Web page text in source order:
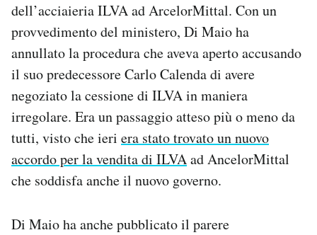
CALENDARIO
AREA PERSONALE
Area Personale
Newsletter
Hai bisogno di aiuto?
Esci
dell’acciaieria ILVA ad ArcelorMittal. Con un
provvedimento del ministero, Di Maio ha
annullato la procedura che aveva aperto accusando
il suo predecessore Carlo Calenda di avere
negoziato la cessione di ILVA in maniera
irregolare. Era un passaggio atteso più o meno da
tutti, visto che ieri era stato trovato un nuovo
accordo per la vendita di ILVAad AncelorMittal
che soddisfa anche il nuovo governo.
Di Maio ha anche pubblicato il parere